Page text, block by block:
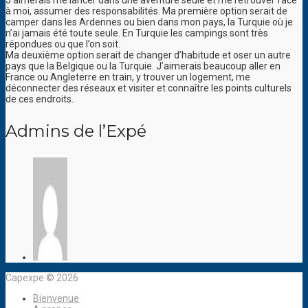
à moi, assumer des responsabilités. Ma première option serait de
camper dans les Ardennes ou bien dans mon pays, la Turquie où je
n’ai jamais été toute seule. En Turquie les campings sont très
répondues ou que l’on soit.
Ma deuxième option serait de changer d’habitude et oser un autre
pays que la Belgique ou la Turquie. J’aimerais beaucoup aller en
France ou Angleterre en train, y trouver un logement, me
déconnecter des réseaux et visiter et connaître les points culturels
de ces endroits.
Admins de l’Expé
Capexpe © 2026
Bienvenue